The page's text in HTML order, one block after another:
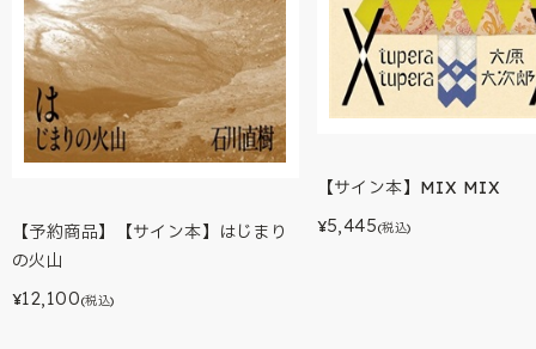
【予約商品】【サイン本】はじまり
の火山
¥12,100(税込)
【サイン本】MIX MIX
¥5,445(税込)